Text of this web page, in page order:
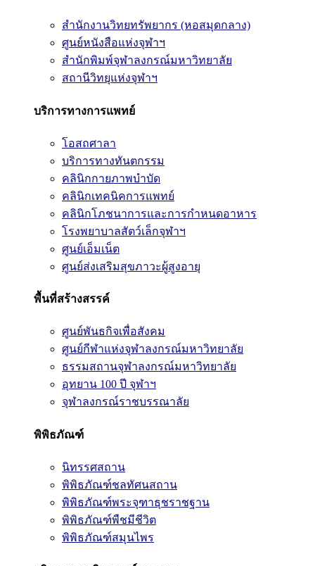
สำนักงานวิทยทรัพยากร (หอสมุดกลาง)
ศูนย์หนังสือแห่งจุฬาฯ
สำนักพิมพ์จุฬาลงกรณ์มหาวิทยาลัย
สถานีวิทยุแห่งจุฬาฯ
บริการทางการแพทย์
โอสถศาลา
บริการทางทันตกรรม
คลินิกกายภาพบำบัด
คลินิกเทคนิคการแพทย์
คลินิกโภชนาการและการกำหนดอาหาร
โรงพยาบาลสัตว์เล็กจุฬาฯ
ศูนย์เอ็มเน็ต
ศูนย์ส่งเสริมสุขภาวะผู้สูงอายุ
พื้นที่สร้างสรรค์
ศูนย์พันธกิจเพื่อสังคม
ศูนย์กีฬาแห่งจุฬาลงกรณ์มหาวิทยาลัย
ธรรมสถานจุฬาลงกรณ์มหาวิทยาลัย
อุทยาน 100 ปี จุฬาฯ
จุฬาลงกรณ์ราชบรรณาลัย
พิพิธภัณฑ์
นิทรรศสถาน
พิพิธภัณฑ์ชลทัศนสถาน
พิพิธภัณฑ์พระจุฑาธุชราชฐาน
พิพิธภัณฑ์พืชมีชีวิต
พิพิธภัณฑ์สมุนไพร